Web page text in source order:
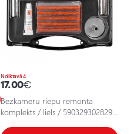
Noliktavā 4
17.00€
Bezkameru riepu remonta
komplekts / liels / 5903293028292